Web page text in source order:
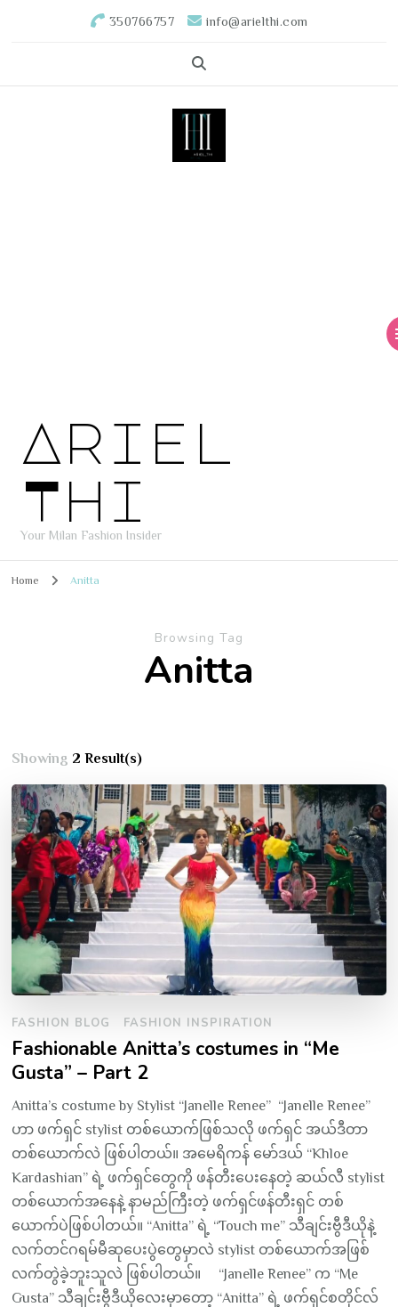
350766757 info@arielthi.com
Ariel
Thi
Your Milan Fashion Insider
Home Anitta
Browsing Tag
Anitta
Showing 2 Result(s)
FASHION BLOG FASHION INSPIRATION
Fashionable Anitta’s costumes in “Me
Gusta” – Part 2
Anitta’s costume by Stylist “Janelle Renee” “Janelle Renee”
ဟာ ဖက်ရှင် stylist တစ်ယောက်ဖြစ်သလို ဖက်ရှင် အယ်ဒီတာ
တစ်ယောက်လဲ ဖြစ်ပါတယ်။ အမေရိကန် မော်ဒယ် “Khloe
Kardashian” ရဲ့ ဖက်ရှင်တွေကို ဖန်တီးပေးနေတဲ့ ဆယ်လီ stylist
တစ်ယောက်အနေနဲ့ နာမည်ကြီးတဲ့ ဖက်ရှင်ဖန်တီးရှင် တစ်
ယောက်ပဲဖြစ်ပါတယ်။ “Anitta” ရဲ့ “Touch me” သီချင်းဗွီဒီယိုနဲ့
လက်တင်ဂရမ်မီဆုပေးပွဲတွေမှာလဲ stylist တစ်ယောက်အဖြစ်
လက်တွဲခဲ့ဘူးသူလဲ ဖြစ်ပါတယ်။ “Janelle Renee” က “Me
Gusta” သီချင်းဗွီဒီယိုလေးမှာတော့ “Anitta” ရဲ့ ဖက်ရှင်စတိုင်လ်